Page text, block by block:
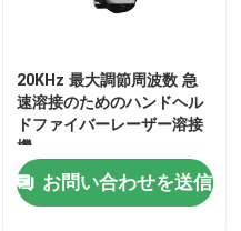
20KHz 最大調節周波数 急
速溶接のためのハンドヘル
ドファイバーレーザー溶接
機
お問い合わせを送信